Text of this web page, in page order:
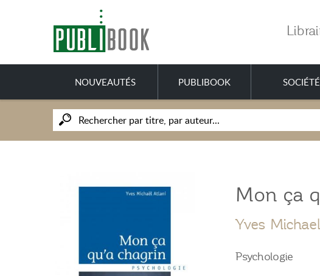
NOUVEAUTÉS PUBLIBOOK
Mon ça
Yves
Psychologie